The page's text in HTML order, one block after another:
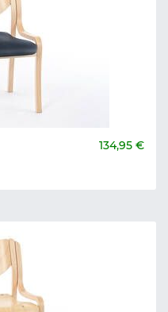
134,95 €